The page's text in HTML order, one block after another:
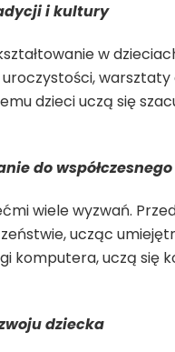
i kultury
w
dzieci uczą się
do
wiele wyzwań.
ucząc
komputera, uczą się
dziecka